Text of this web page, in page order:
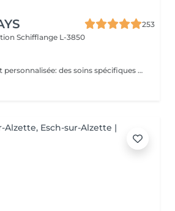
253
Schifflange L-3850
Chaque prestation est personnalisée: des soins spécifiques peuvent être proposés selon les besoins de votre cuir chevelu et de vos cheveux et seront facturés en supplément.